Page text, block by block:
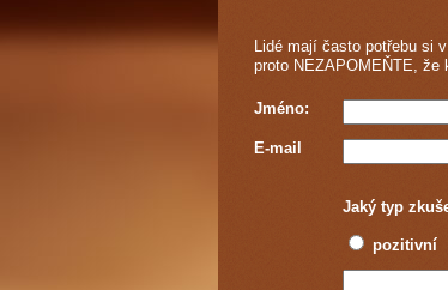
Lidé mají často potřebu si
proto NEZAPOMEŇTE, že
Jméno:
E-mail
Jaký typ
pozitivní